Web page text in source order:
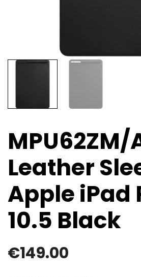
MPU62ZM/
Leather
Apple iPad
10.5 Black
€149.00